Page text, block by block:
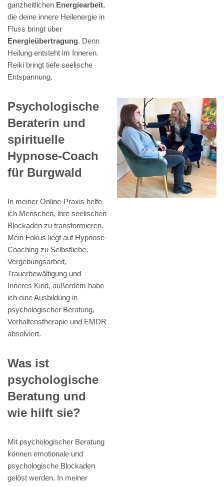
ganzheitlichen Energiearbeit,
die deine innere Heilenergie in
Fluss bringt über
Energieübertragung. Denn
Heilung entsteht im Inneren.
Reiki bringt tiefe seelische
Entspannung.
Psychologische
Beraterin und
spirituelle
Hypnose-Coach
für Burgwald
In meiner Online-Praxis helfe
ich Menschen, ihre seelischen
Blockaden zu transformieren.
Mein Fokus liegt auf Hypnose-
Coaching zu Selbstliebe,
Vergebungsarbeit,
Trauerbewältigung und
Inneres Kind, außerdem habe
ich eine Ausbildung in
psychologischer Beratung,
Verhaltenstherapie und EMDR
absolviert.
Was ist
psychologische
Beratung und
wie hilft sie?
Mit psychologischer Beratung
können emotionale und
psychologische Blockaden
gelöst werden. In meiner